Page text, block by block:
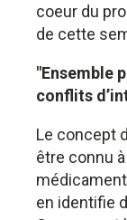
coeur du
de cette
"Ensemble
conflits
Le concept
être connu
en identifie